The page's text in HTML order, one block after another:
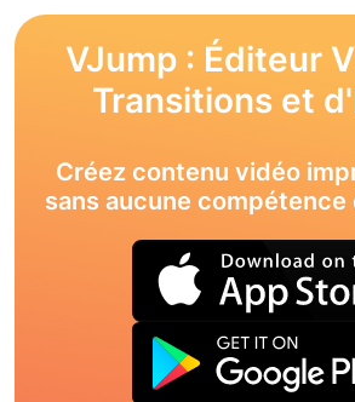
VJump : Éditeur
Transitions et
Créez contenu vidéo
sans aucune compétence